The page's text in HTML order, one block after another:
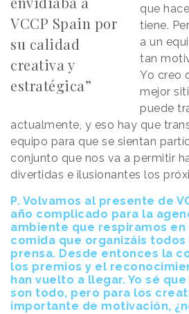
VCCP Spain por
su calidad
creativa y
estratégica”
que
tiene.
a un
tan
Yo creo
mejor
puede
actualmente, y eso hay que
equipo para que se sientan
conjunto que nos va a permitir
divertidas e ilusionantes los
P. Volvamos al presente de
año complicado para la
ambiente que respiramos en
comida que organizáis todos
prensa. Desde entonces la
los premios y el
han vuelto a llegar. Yo sé
son todo, pero para los
importante de motivación,